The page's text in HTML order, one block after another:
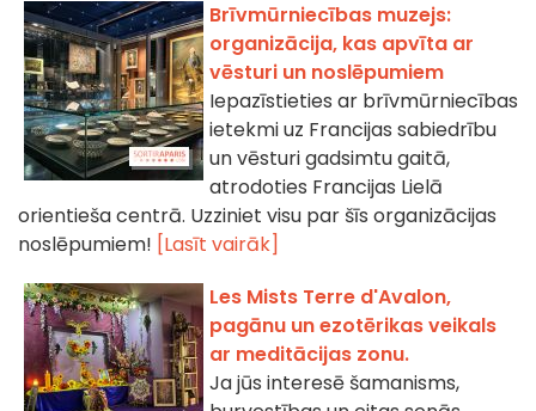
Brīvmūrniecības muzejs:
organizācija, kas apvīta ar
vēsturi un noslēpumiem
Iepazīstieties ar brīvmūrniecības
ietekmi uz Francijas sabiedrību
un vēsturi gadsimtu gaitā,
atrodoties Francijas Lielā
orientieša centrā. Uzziniet visu par šīs organizācijas
noslēpumiem! [Lasīt vairāk]
Les Mists Terre d'Avalon,
pagānu un ezotērikas veikals
ar meditācijas zonu.
Ja jūs interesē šamanisms,